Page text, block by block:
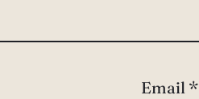
Email *